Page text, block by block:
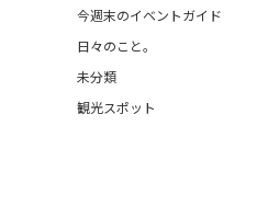
今週末のイベントガイド
日々のこと。
未分類
観光スポット